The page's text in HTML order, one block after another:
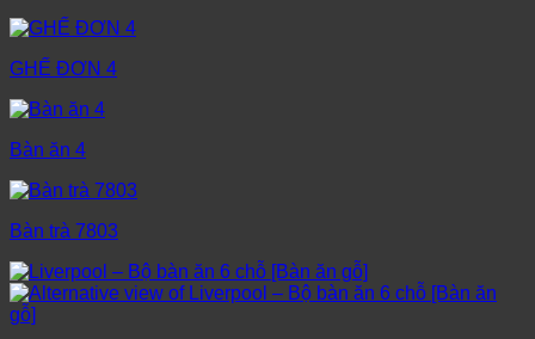
GHẾ ĐƠN 4
Bàn ăn 4
Bàn trà 7803